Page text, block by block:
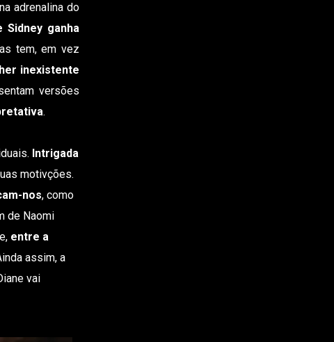
adrenalina do
Sidney ganha
tem, em vez
inexistente
versões
.
Intrigada
motivções.
nos, como
de Naomi
entre a
assim, a
vai